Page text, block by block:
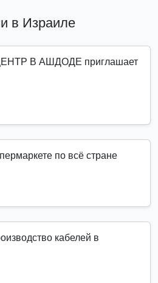
в Израиле
В АШДОДЕ приглашает
по всё стране
кабелей в